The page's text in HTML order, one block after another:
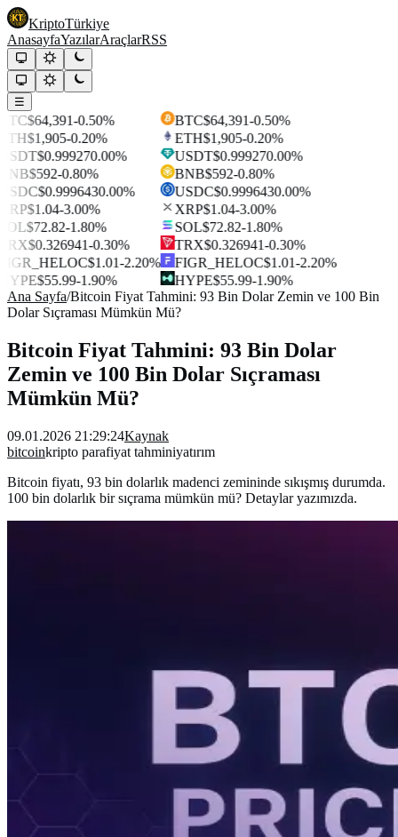
KriptoTürkiye
AnasayfaYazılarAraçlarRSS
☰
$64,391-0.50%
$1,905-0.20%
$0.999270.00%
$592-0.80%
$0.9996430.00%
$1.04-3.00%
$72.82-1.80%
$0.326941-0.30%
$1.01-2.20%
$55.99-1.90%
BTC$64,391-0.50%
ETH$1,905-0.20%
USDT$0.999270.00%
BNB$592-0.80%
USDC$0.9996430.00%
XRP$1.04-3.00%
SOL$72.82-1.80%
TRX$0.326941-0.30%
FIGR_HELOC$1.01-2.20%
HYPE$55.99-1.90%
Ana Sayfa/Bitcoin Fiyat Tahmini: 93 Bin Dolar Zemin ve 100 Bin
Dolar Sıçraması Mümkün Mü?
Bitcoin Fiyat Tahmini: 93 Bin Dolar
Zemin ve 100 Bin Dolar Sıçraması
Mümkün Mü?
09.01.2026 21:29:24Kaynak
bitcoinkripto parafiyat tahminiyatırım
Bitcoin fiyatı, 93 bin dolarlık madenci zemininde sıkışmış durumda.
100 bin dolarlık bir sıçrama mümkün mü? Detaylar yazımızda.